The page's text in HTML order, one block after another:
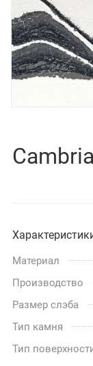
Материал
Производство
Размер слэба
Тип камня
Тип